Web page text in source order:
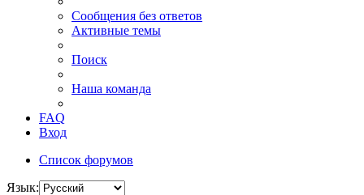
Сообщения без ответов
Активные темы
Поиск
Наша команда
FAQ
Вход
Список форумов
Язык: